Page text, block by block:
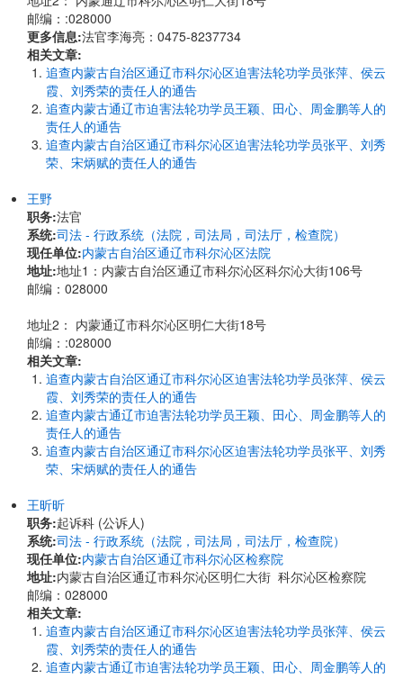
邮编：:028000
更多信息:法官李海亮：0475-8237734
相关文章:
追查内蒙古自治区通辽市科尔沁区迫害法轮功学员张萍、侯云
霞、刘秀荣的责任人的通告
追查内蒙古通辽市迫害法轮功学员王颖、田心、周金鹏等人的
责任人的通告
追查内蒙古自治区通辽市科尔沁区迫害法轮功学员张平、刘秀
荣、宋炳赋的责任人的通告
王野
职务:法官
系统:司法 - 行政系统（法院，司法局，司法厅，检查院）
现任单位:内蒙古自治区通辽市科尔沁区法院
地址:地址1：内蒙古自治区通辽市科尔沁区科尔沁大街106号
邮编：028000
地址2： 内蒙通辽市科尔沁区明仁大街18号
邮编：:028000
相关文章:
追查内蒙古自治区通辽市科尔沁区迫害法轮功学员张萍、侯云
霞、刘秀荣的责任人的通告
追查内蒙古通辽市迫害法轮功学员王颖、田心、周金鹏等人的
责任人的通告
追查内蒙古自治区通辽市科尔沁区迫害法轮功学员张平、刘秀
荣、宋炳赋的责任人的通告
王昕昕
职务:起诉科 (公诉人)
系统:司法 - 行政系统（法院，司法局，司法厅，检查院）
现任单位:内蒙古自治区通辽市科尔沁区检察院
地址:内蒙古自治区通辽市科尔沁区明仁大街 科尔沁区检察院
邮编：028000
相关文章:
追查内蒙古自治区通辽市科尔沁区迫害法轮功学员张萍、侯云
霞、刘秀荣的责任人的通告
追查内蒙古通辽市迫害法轮功学员王颖、田心、周金鹏等人的